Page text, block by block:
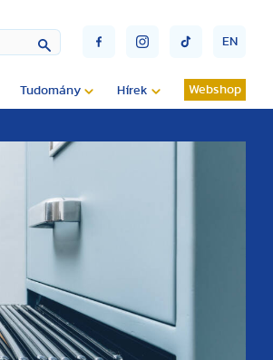
EN
Tudomány Hírek Webshop